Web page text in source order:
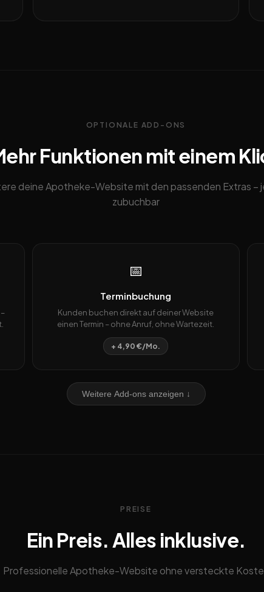
OPTIONALE ADD-ONS
Funktionen mit einem
deine Apotheke-Website mit den passenden Extras –
zubuchbar
📅
Terminbuchung
Kunden buchen direkt auf deiner Website
einen Termin – ohne Anruf, ohne Wartezeit.
+ 4,90 €/Mo.
Weitere Add-ons anzeigen ↓
PREISE
Ein Preis. Alles inklusive.
Professionelle Apotheke-Website ohne versteckte